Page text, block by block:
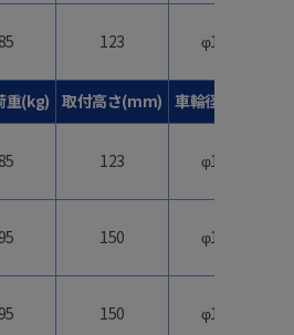
85 123 φ100
重(kg) 取付高さ(mm) 車輪径(mm)
85 123 φ100
95 150 φ130
95 150 φ130